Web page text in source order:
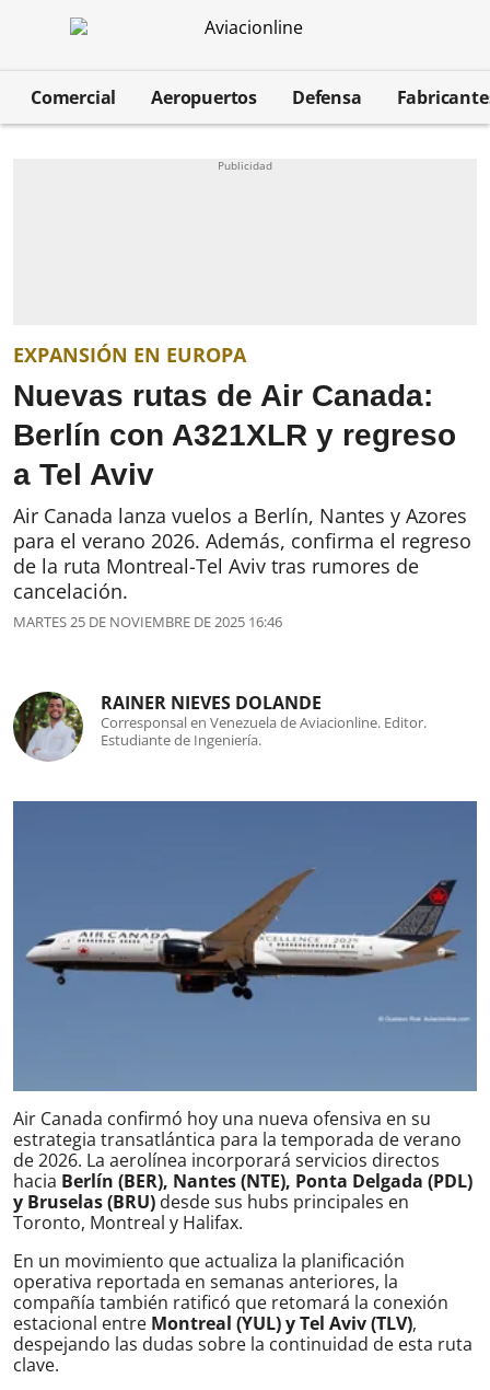
Comercial Aeropuertos Defensa
EXPANSIÓN EN EUROPA
Nuevas rutas de Air Canada:
Berlín con A321XLR y regreso
a Tel Aviv
Air Canada lanza vuelos a Berlín, Nantes y Azores
para el verano 2026. Además, confirma el regreso
de la ruta Montreal-Tel Aviv tras rumores de
cancelación.
MARTES 25 DE NOVIEMBRE DE 2025 16:46
RAINER NIEVES DOLANDE
Corresponsal en Venezuela de Aviacionline. Editor.
Estudiante de Ingeniería.
Air Canada confirmó hoy una nueva ofensiva en su
estrategia transatlántica para la temporada de verano
de 2026. La aerolínea incorporará servicios directos
hacia Berlín (BER), Nantes (NTE), Ponta Delgada (PDL)
y Bruselas (BRU) desde sus hubs principales en
Toronto, Montreal y Halifax.
En un movimiento que actualiza la planificación
operativa reportada en semanas anteriores, la
compañía también ratificó que retomará la conexión
estacional entre Montreal (YUL) y Tel Aviv (TLV),
despejando las dudas sobre la continuidad de esta ruta
clave.